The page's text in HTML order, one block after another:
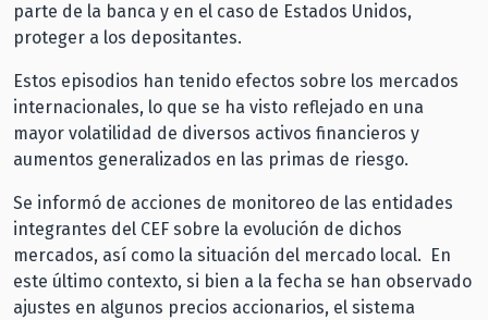
parte de la banca y en el caso de Estados Unidos,
proteger a los depositantes.
Estos episodios han tenido efectos sobre los mercados
internacionales, lo que se ha visto reflejado en una
mayor volatilidad de diversos activos financieros y
aumentos generalizados en las primas de riesgo.
Se informó de acciones de monitoreo de las entidades
integrantes del CEF sobre la evolución de dichos
mercados, así como la situación del mercado local. En
este último contexto, si bien a la fecha se han observado
ajustes en algunos precios accionarios, el sistema